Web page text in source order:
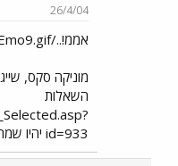
26/4/04
אממ!../images/Emo9.gif
מוניקה סקס,
השאלות
id=933 יהיו שמה ... שתי במות...